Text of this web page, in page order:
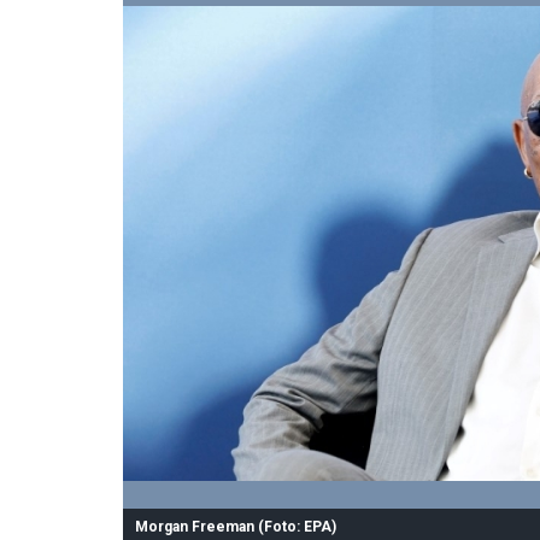
Morgan Freeman (Foto: EPA)